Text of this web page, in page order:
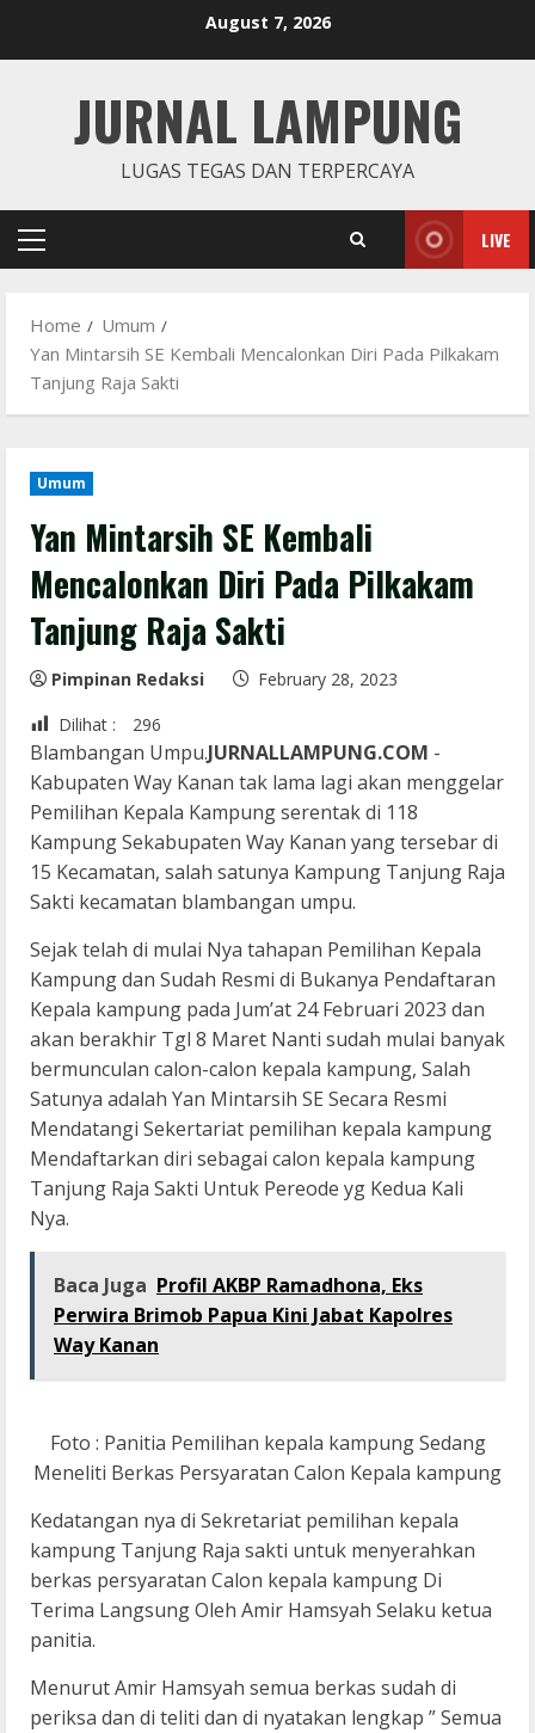
August 7, 2026
JURNAL LAMPUNG
LUGAS TEGAS DAN TERPERCAYA
Primary
LIVE
Home
Umum
Yan Mintarsih SE Kembali Mencalonkan Diri Pada Pilkakam
Tanjung Raja Sakti
Umum
Yan Mintarsih SE Kembali
Mencalonkan Diri Pada Pilkakam
Tanjung Raja Sakti
Pimpinan Redaksi
February 28, 2023
Dilihat :
296
Blambangan Umpu.JURNALLAMPUNG.COM -
Kabupaten Way Kanan tak lama lagi akan menggelar
Pemilihan Kepala Kampung serentak di 118
Kampung Sekabupaten Way Kanan yang tersebar di
15 Kecamatan, salah satunya Kampung Tanjung Raja
Sakti kecamatan blambangan umpu.
Sejak telah di mulai Nya tahapan Pemilihan Kepala
Kampung dan Sudah Resmi di Bukanya Pendaftaran
Kepala kampung pada Jum’at 24 Februari 2023 dan
akan berakhir Tgl 8 Maret Nanti sudah mulai banyak
bermunculan calon-calon kepala kampung, Salah
Satunya adalah Yan Mintarsih SE Secara Resmi
Mendatangi Sekertariat pemilihan kepala kampung
Mendaftarkan diri sebagai calon kepala kampung
Tanjung Raja Sakti Untuk Pereode yg Kedua Kali
Nya.
Baca Juga Profil AKBP Ramadhona, Eks
Perwira Brimob Papua Kini Jabat Kapolres
Way Kanan
Foto : Panitia Pemilihan kepala kampung Sedang
Meneliti Berkas Persyaratan Calon Kepala kampung
Kedatangan nya di Sekretariat pemilihan kepala
kampung Tanjung Raja sakti untuk menyerahkan
berkas persyaratan Calon kepala kampung Di
Terima Langsung Oleh Amir Hamsyah Selaku ketua
panitia.
Menurut Amir Hamsyah semua berkas sudah di
periksa dan di teliti dan di nyatakan lengkap ” Semua